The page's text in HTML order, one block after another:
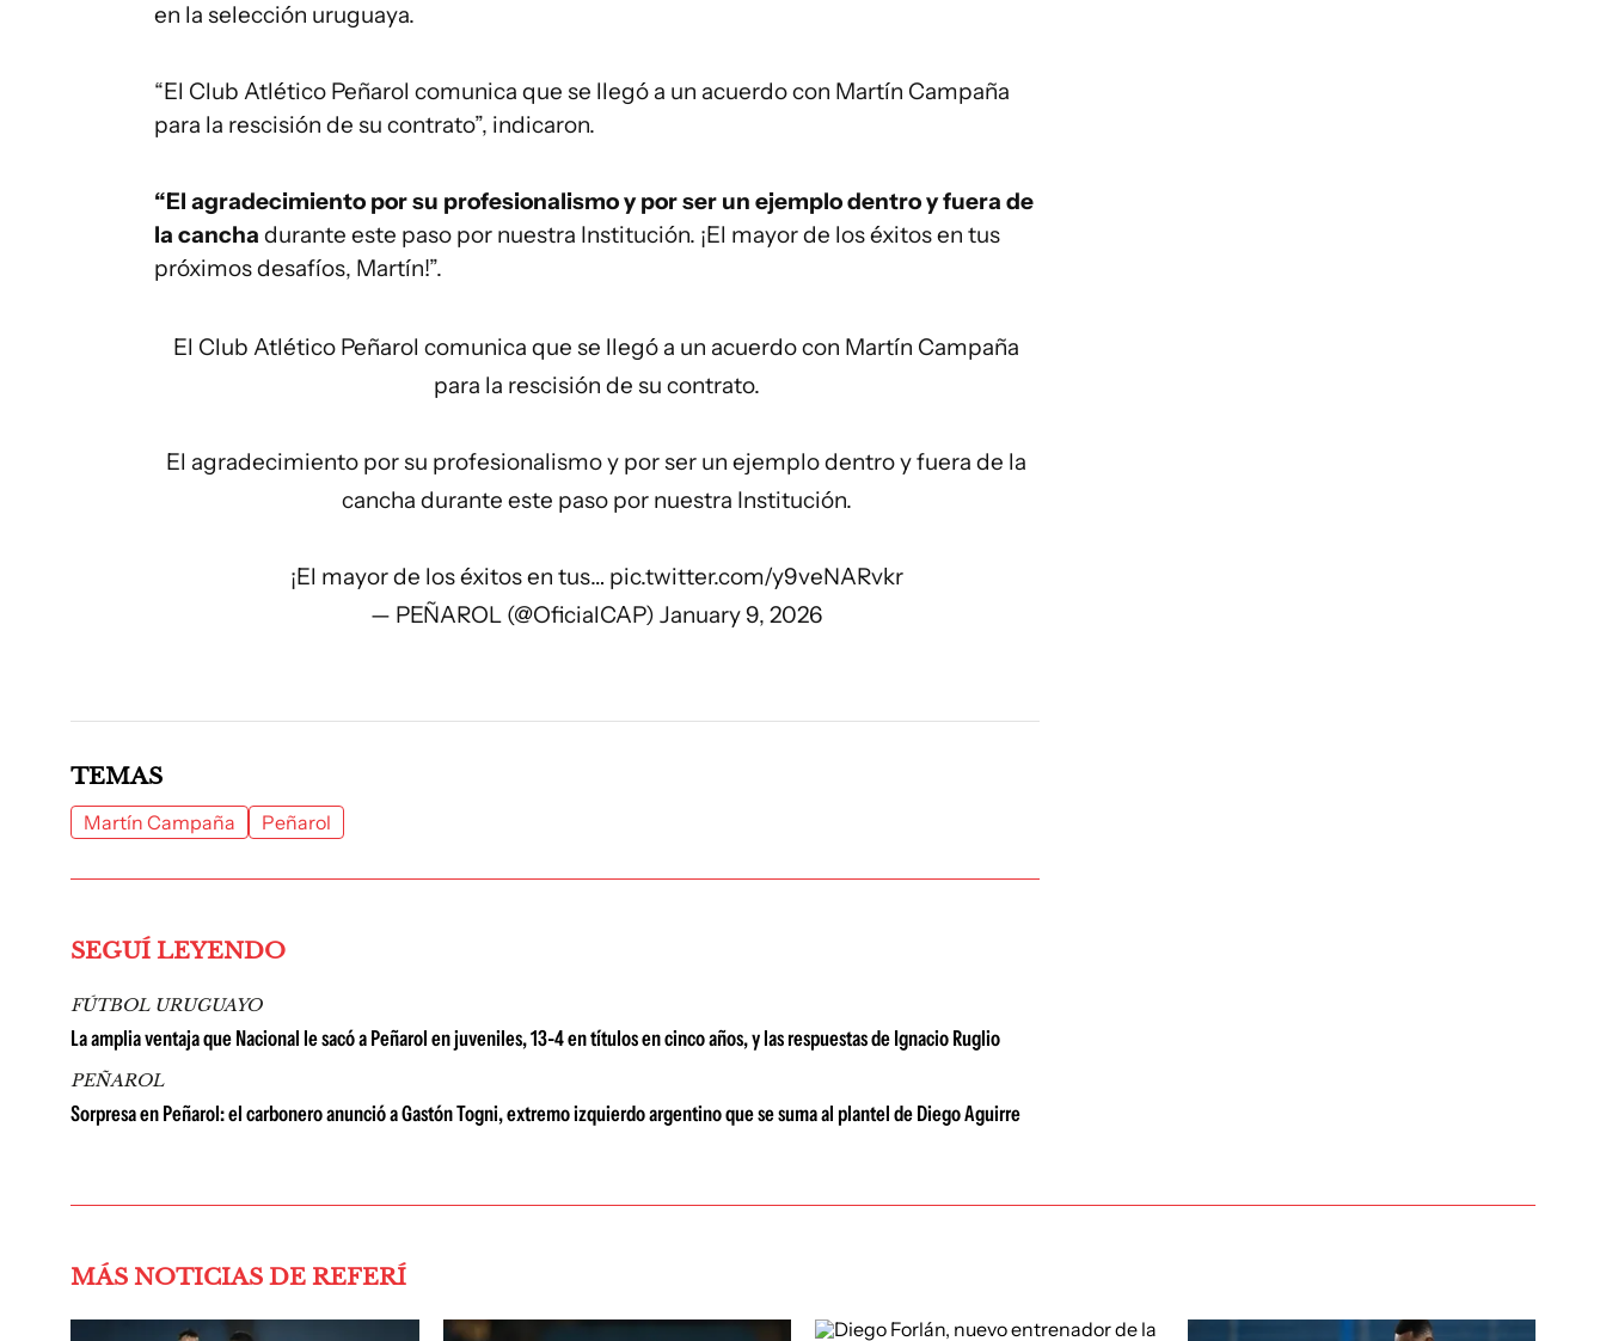
en la selección uruguaya.
“El Club Atlético Peñarol comunica que se llegó a un acuerdo con Martín Campaña
para la rescisión de su contrato”, indicaron.
“El agradecimiento por su profesionalismo y por ser un ejemplo dentro y fuera de
la cancha durante este paso por nuestra Institución. ¡El mayor de los éxitos en tus
próximos desafíos, Martín!”.
El Club Atlético Peñarol comunica que se llegó a un acuerdo con Martín Campaña
para la rescisión de su contrato.
El agradecimiento por su profesionalismo y por ser un ejemplo dentro y fuera de la
cancha durante este paso por nuestra Institución.
¡El mayor de los éxitos en tus… pic.twitter.com/y9veNARvkr
— PEÑAROL (@OficialCAP)January 9, 2026
TEMAS
Martín Campaña Peñarol
SEGUÍ LEYENDO
FÚTBOL URUGUAYO
La amplia ventaja que Nacional le sacó a Peñarol en juveniles, 13-4 en títulos en cinco años, y las respuestas de Ignacio Ruglio
PEÑAROL
Sorpresa en Peñarol: el carbonero anunció a Gastón Togni, extremo izquierdo argentino que se suma al plantel de Diego Aguirre
MÁS NOTICIAS DE REFERÍ